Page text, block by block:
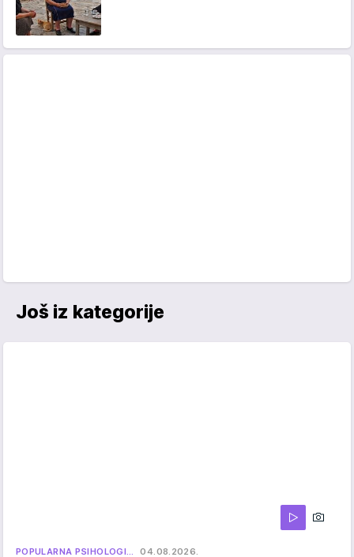
Još iz kategorije
POPULARNA PSIHOLOGI… 04.08.2026.